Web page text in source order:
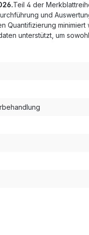
Teil 4 der
und
Quantifizierung
unterstützt, um